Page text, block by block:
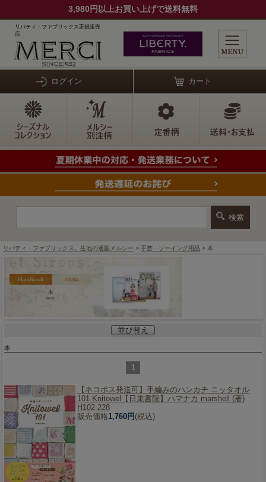
3,980円以上お買い上げで送料無料
リバティ・ファブリックス正規販売
店
ログイン カート
リバティ・ファブリックス、生地の通販メルシー > 手芸・ソーイング用品 > 本
並び替え
本
1
【ネコポス発送可】 手編みのハンカチ ニッタオル
101 Knitowel【日東書院】ハマナカ marshell (著)
H102-228
販売価格1,760円(税込)